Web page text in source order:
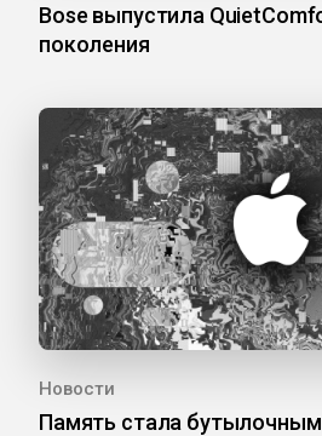
Bose выпустила
поколения
Новости
Память стала